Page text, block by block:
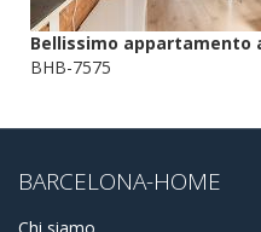
Bellissimo appartamento
BHB-7575
BARCELONA-HOME